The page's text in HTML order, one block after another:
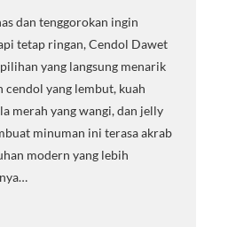
dan tenggorokan ingin
tetap ringan, Cendol Dawet
yang langsung menarik
cendol yang lembut, kuah
merah yang wangi, dan jelly
minuman ini terasa akrab
modern yang lebih